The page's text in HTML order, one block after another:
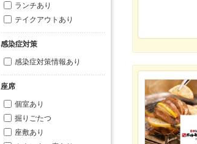
ランチあり
テイクアウトあり
感染症対策
感染症対策情報あり
座席
個室あり
掘りごたつ
座敷あり